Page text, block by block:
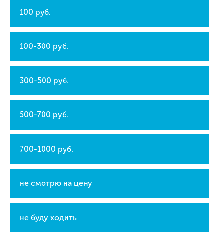
100 руб.
100-300 руб.
300-500 руб.
500-700 руб.
700-1000 руб.
не смотрю на цену
не буду ходить